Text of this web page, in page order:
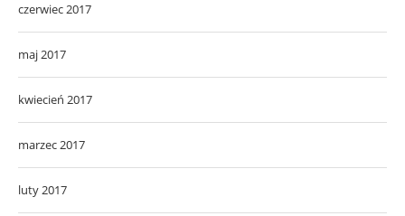
czerwiec 2017
maj 2017
kwiecień 2017
marzec 2017
luty 2017